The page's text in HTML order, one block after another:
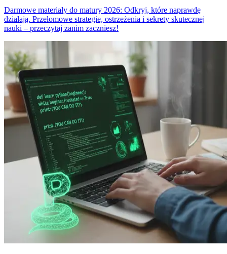
Darmowe materiały do matury 2026: Odkryj, które naprawdę
działają. Przełomowe strategie, ostrzeżenia i sekrety skutecznej
nauki – przeczytaj zanim zaczniesz!